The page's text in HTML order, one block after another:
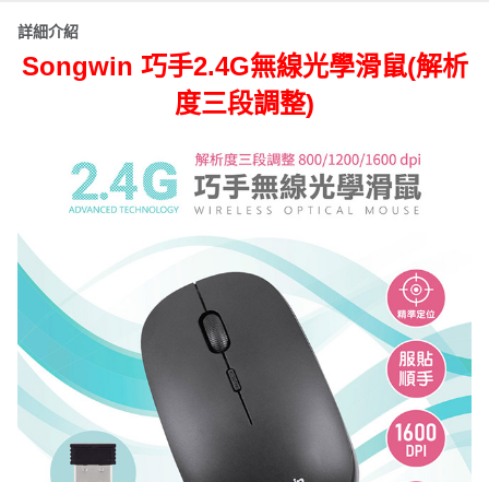
詳細介紹
Songwin 巧手2.4G無線光學滑鼠(解析
度三段調整)